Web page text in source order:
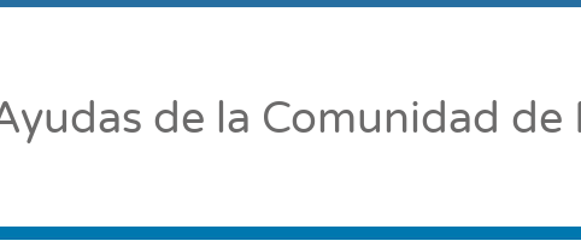
de la Comunidad